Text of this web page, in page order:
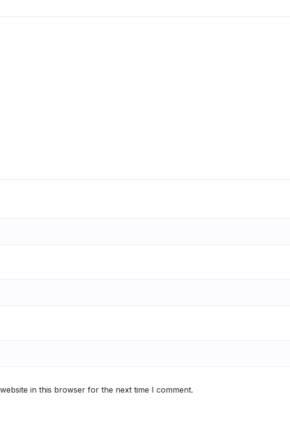
in this browser for the next time I comment.